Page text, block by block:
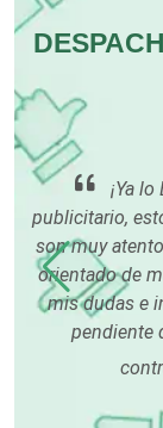
¡Ya
publicitario,
son muy
orientado de
mis dudas e
pendiente